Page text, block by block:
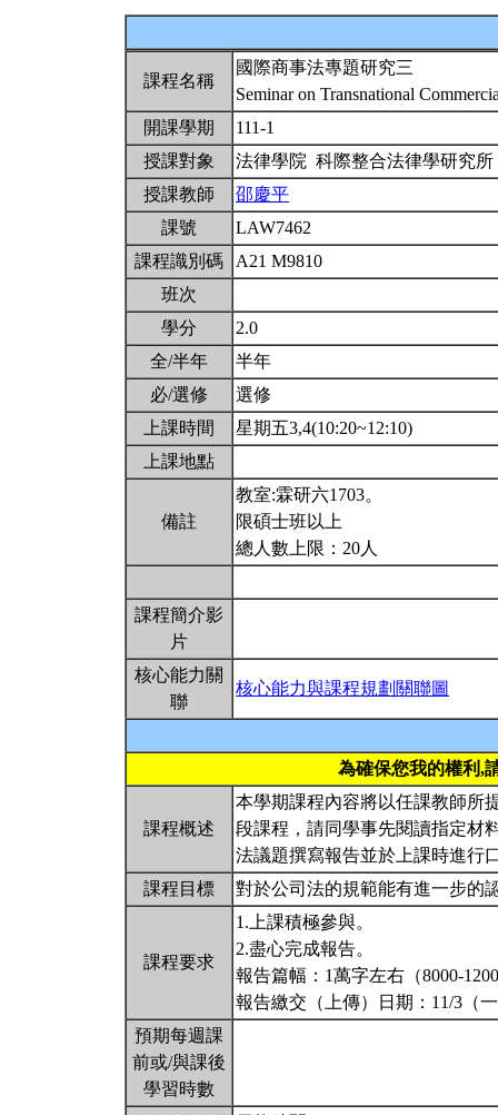
課程名稱
國際商事法專題研究三
Seminar on Transnational
開課學期
111-1
授課對象
法律學院 科際整合法律學研究
授課教師
邵慶平
課號
LAW7462
課程識別碼
A21 M9810
班次
學分
2.0
全/半年
半年
必/選修
選修
上課時間
星期五3,4(10:20~12:10)
上課地點
備註
教室:霖研六1703。
限碩士班以上
總人數上限：20人
課程簡介影
片
核心能力關
聯
核心能力與課程規劃關聯圖
為確保您我的權利,
課程概述
本學期課程內容將以任課教師所
段課程，請同學事先閱讀指定材
法議題撰寫報告並於上課時進行
課程目標
對於公司法的規範能有進一步的
課程要求
1.上課積極參與。
2.盡心完成報告。
報告篇幅：1萬字左右（8000-
報告繳交（上傳）日期：11/3（
預期每週課
前或/與課後
學習時數